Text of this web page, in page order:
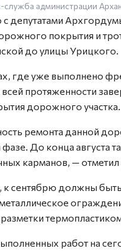
администрации
депутатами
покрытия и
до улицы Урицкого.
где уже выполнено
протяженности
дорожного участка.
ремонта данной
фазе. До конца августа
карманов, —
к сентябрю должны
работ на